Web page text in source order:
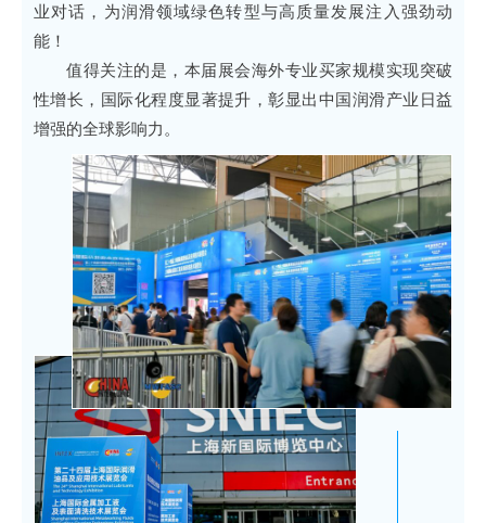
业对话，为润滑领域绿色转型与高质量发展注入强劲动
能！
值得关注的是，本届展会海外专业买家规模实现突破
性增长，国际化程度显著提升，彰显出中国润滑产业日益
增强的全球影响力。